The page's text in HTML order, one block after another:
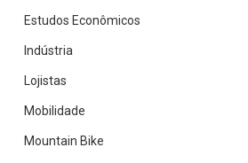
Estudos Econômicos
Indústria
Lojistas
Mobilidade
Mountain Bike